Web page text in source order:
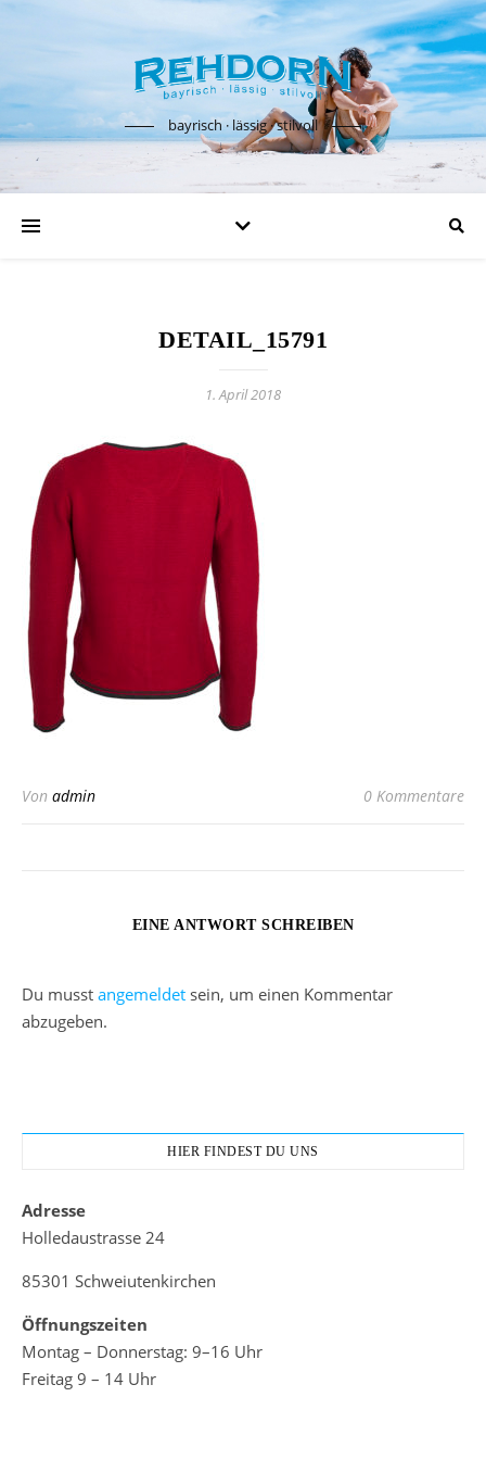
bayrisch · lässig · stilvoll
DETAIL_15791
1. April 2018
Von admin 0 Kommentare
EINE ANTWORT SCHREIBEN
Du musst angemeldet sein, um einen Kommentar
abzugeben.
HIER FINDEST DU UNS
Adresse
Holledaustrasse 24
85301 Schweiutenkirchen
Öffnungszeiten
Montag – Donnerstag: 9–16 Uhr
Freitag 9 – 14 Uhr